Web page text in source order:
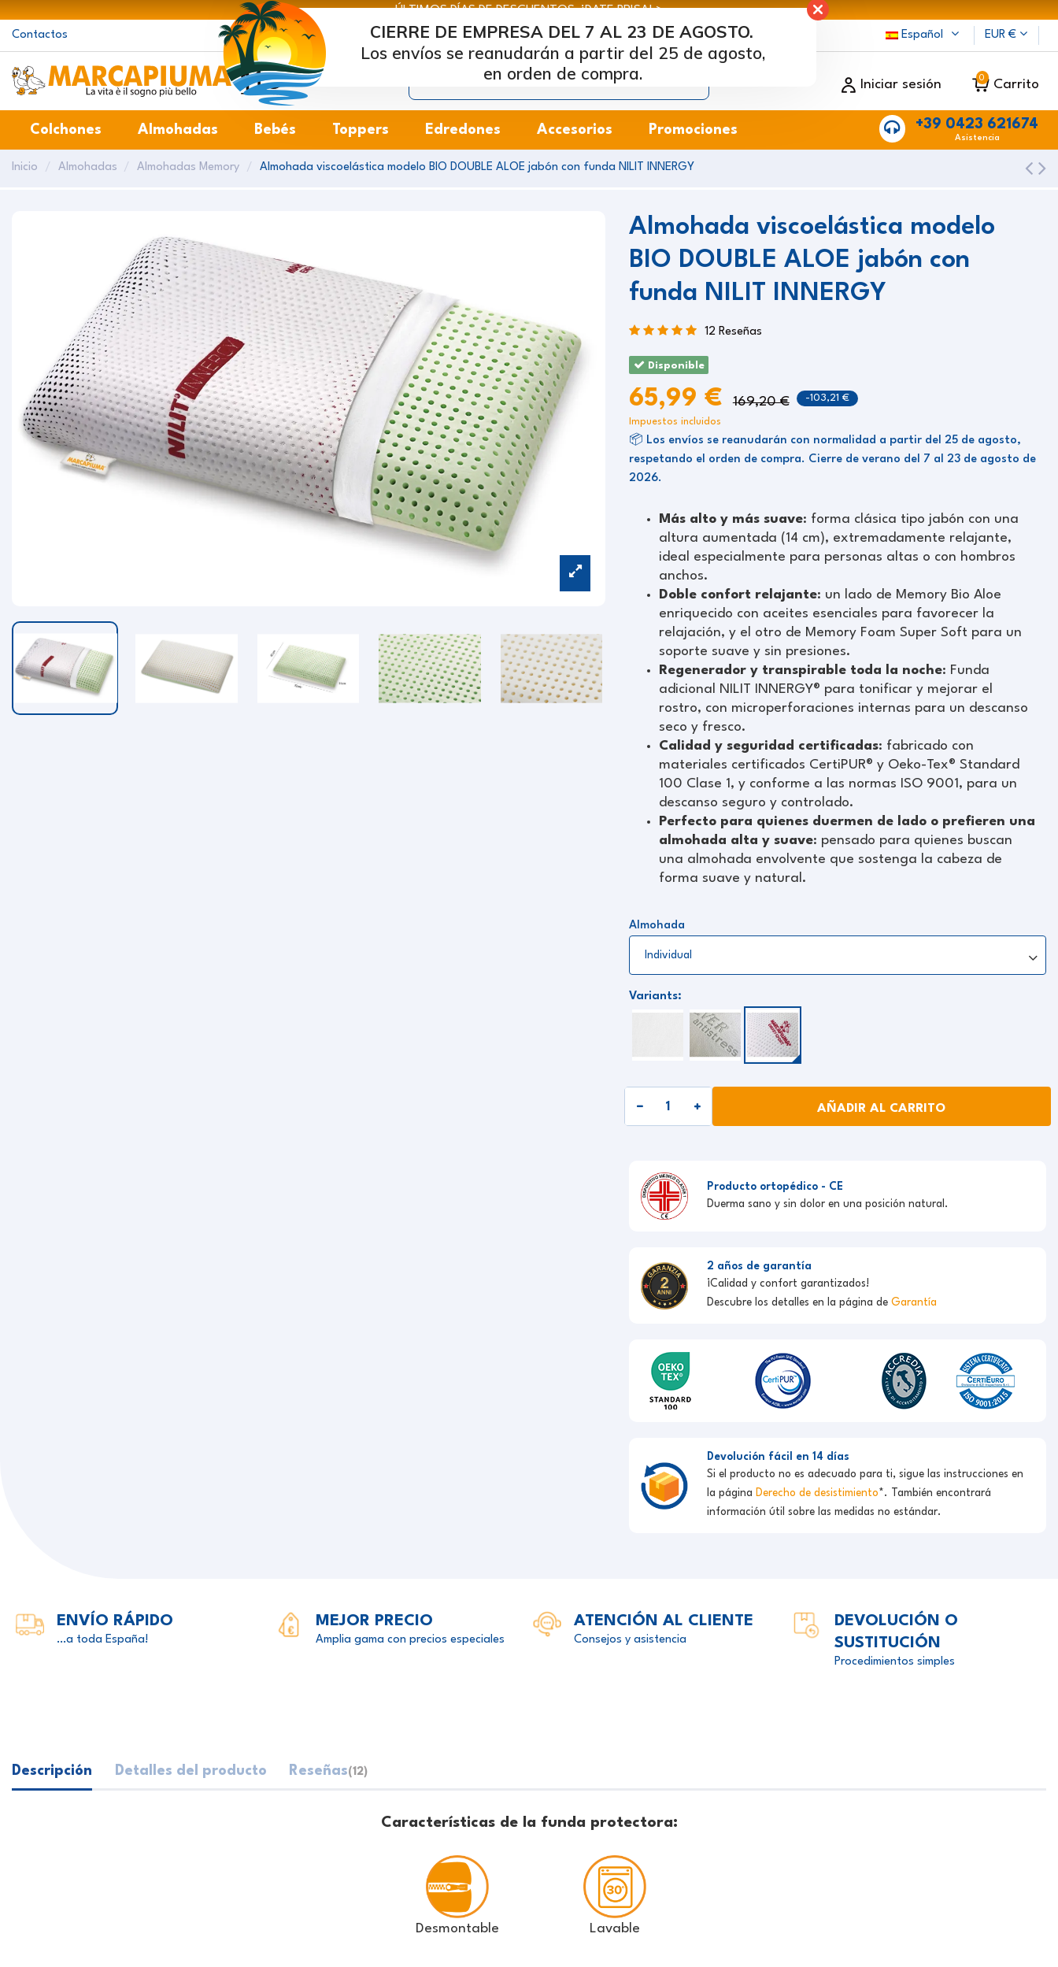
ÚLTIMOS DÍAS DE DESCUENTOS: ¡DATE PRISA! >
Contactos Marcapiuma| Fabricantes de colchones, almohadas y bases de cama Español EUR €
Iniciar sesión 0 Carrito
Colchones Almohadas Bebés Toppers Edredones Accesorios Promociones +39 0423 621674
Asistencia
Inicio Almohadas Almohadas Memory Almohada viscoelástica modelo BIO DOUBLE ALOE jabón con funda NILIT INNERGY
Almohada viscoelástica modelo
BIO DOUBLE ALOE jabón con
funda NILIT INNERGY
12 Reseñas
Disponible
65,99 € 169,20 € -103,21 €
Impuestos incluidos
📦 Los envíos se reanudarán con normalidad a partir del 25 de agosto,
respetando el orden de compra. Cierre de verano del 7 al 23 de agosto de
2026.
Más alto y más suave: forma clásica tipo jabón con una
altura aumentada (14 cm), extremadamente relajante,
ideal especialmente para personas altas o con hombros
anchos.
Doble confort relajante: un lado de Memory Bio Aloe
enriquecido con aceites esenciales para favorecer la
relajación, y el otro de Memory Foam Super Soft para un
soporte suave y sin presiones.
Regenerador y transpirable toda la noche: Funda
adicional NILIT INNERGY® para tonificar y mejorar el
rostro, con microperforaciones internas para un descanso
seco y fresco.
Calidad y seguridad certificadas: fabricado con
materiales certificados CertiPUR® y Oeko-Tex® Standard
100 Clase 1, y conforme a las normas ISO 9001, para un
descanso seguro y controlado.
Perfecto para quienes duermen de lado o prefieren una
almohada alta y suave: pensado para quienes buscan
una almohada envolvente que sostenga la cabeza de
forma suave y natural.
Almohada
Variants:
AÑADIR AL CARRITO
Producto ortopédico - CE
Duerma sano y sin dolor en una posición natural.
2 años de garantía
¡Calidad y confort garantizados!
Descubre los detalles en la página de Garantía
Devolución fácil en 14 días
Si el producto no es adecuado para ti, sigue las instrucciones en
la página Derecho de desistimiento*. También encontrará
información útil sobre las medidas no estándar.
ENVÍO RÁPIDO
…a toda España!
MEJOR PRECIO
Amplia gama con precios especiales
ATENCIÓN AL CLIENTE
Consejos y asistencia
DEVOLUCIÓN O
SUSTITUCIÓN
Procedimientos simples
Descripción Detalles del producto Reseñas(12)
Características de la funda protectora:
Desmontable Lavable
Los envíos se reanudarán a partir del 25 de agosto,
en orden de compra.
CIERRE DE EMPRESA DEL 7 AL 23 DE AGOSTO.